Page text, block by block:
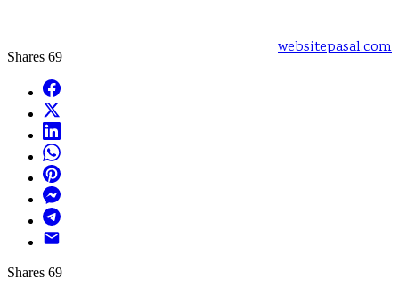
websitepasal.com
Shares 69
Facebook
WhatsApp
Pinterest
Messenger
Telegram
Shares 69